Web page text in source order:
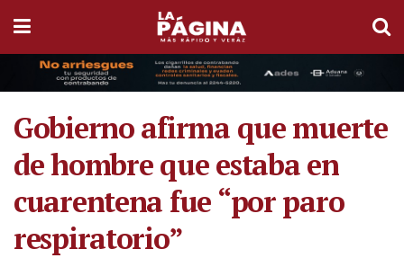
Gobierno afirma que muerte
de hombre que estaba en
cuarentena fue “por paro
respiratorio”